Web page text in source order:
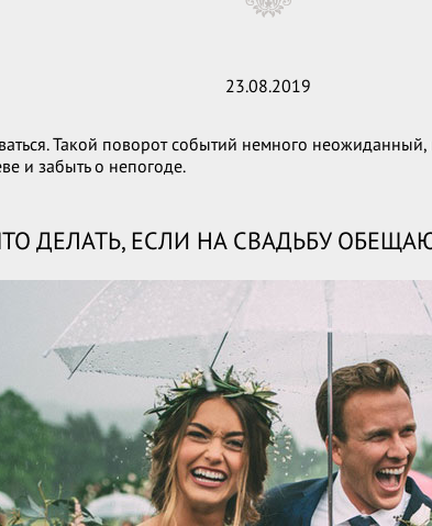
23.08.2019
Такой поворот событий немного
и забыть о непогоде.
ДЕЛАТЬ, ЕСЛИ НА СВАДЬБУ